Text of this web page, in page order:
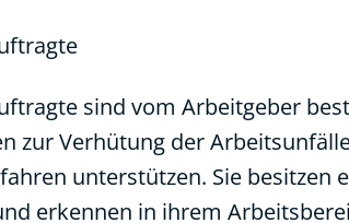
sind vom Arbeitgeber
zur Verhütung der
unterstützen. Sie besitzen
erkennen in ihrem